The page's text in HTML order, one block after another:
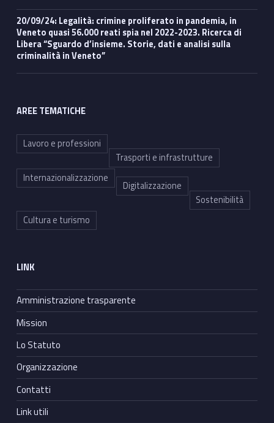
20/09/24: Legalità: crimine proliferato in pandemia, in
Veneto quasi 56.000 reati spia nel 2022-2023. Ricerca di
Libera “Sguardo d’insieme. Storie, dati e analisi sulla
criminalità in Veneto”
AREE TEMATICHE
Lavoro e professioni
Trasporti e infrastrutture
Internazionalizzazione
Digitalizzazione
Sostenibilità
Cultura e turismo
LINK
Amministrazione trasparente
Mission
Lo Statuto
Organizzazione
Contatti
Link utili